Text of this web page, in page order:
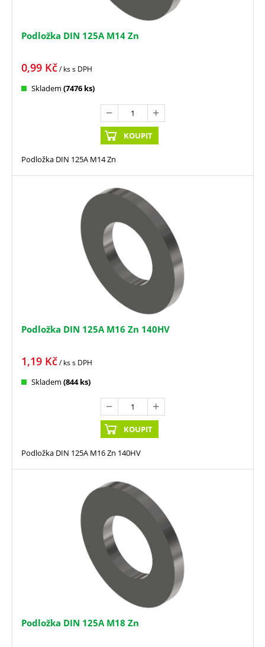
Podložka DIN 125A M14 Zn
0,99 Kč/ kss DPH
Skladem (7476 ks)
KOUPIT
Podložka DIN 125A M14 Zn
Podložka DIN 125A M16 Zn 140HV
1,19 Kč/ kss DPH
Skladem (844 ks)
KOUPIT
Podložka DIN 125A M16 Zn 140HV
Podložka DIN 125A M18 Zn